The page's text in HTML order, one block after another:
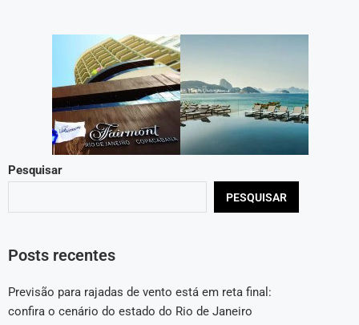
Pesquisar
PESQUISAR
Posts recentes
Previsão para rajadas de vento está em reta final:
confira o cenário do estado do Rio de Janeiro